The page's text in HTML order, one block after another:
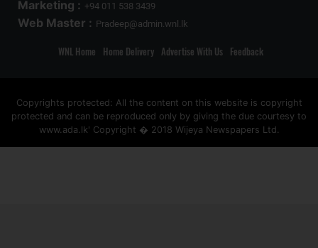
Marketing : +94 011 538 3439
Web Master : Pradeep@admin.wnl.lk
WNL Home Home Delivery Advertise With Us Feedback
Copyrights protected: All the content on this website is copyright
protected and can be reproduced only by giving the due courtesy to
www.ada.lk' Copyright � 2018 Wijeya Newspapers Ltd.